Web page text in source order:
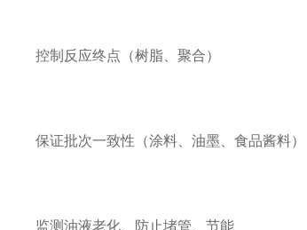
控制反应终点（树脂、聚合）
保证批次一致性（涂料、油墨、食品酱料）
监测油液老化、防止堵管、节能